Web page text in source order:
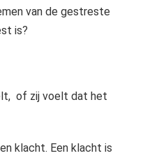
van de gestreste
is?
of zij voelt dat het
klacht. Een klacht is